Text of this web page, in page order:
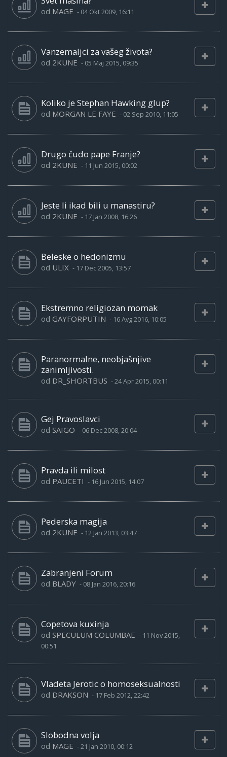
od MAGE - 04 Okt 2009, 16:11
Vanzemaljci za vašeg života?
od 2KUNE - 05 Maj 2015, 09:35
Koliko je Stephan Hawking glup?
od MORGAN LE FAYE - 02 Sep 2010, 11:05
Drugo čudo pape Franje?
od 2KUNE - 11 Jun 2015, 00:02
Jeste li ikad bili u manastiru?
od 2KUNE - 17 Jan 2008, 16:26
Beleske o hedonizmu
od ULIX - 17 Dec 2005, 13:57
Ekstremno religiozan momak
od GAYFORPUTIN - 16 Avg 2016, 10:05
Paranormalne, neobjašnjive
zanimljivosti.
od DR_SHORTBUS -24 Apr 2015, 00:11
Gej Pravoslavci
od SAIGO - 06 Dec 2008, 20:04
Pravda ili milost
od PAUCETI - 16 Jun 2015, 14:07
Pederska magija
od 2KUNE - 12 Jan 2013, 03:47
Zabranjeni Forum
od BLADY - 08 Jan 2016, 20:16
Copetova kuxinja
od SPECULUM COLUMBAE - 11 Nov 2015,
00:51
Vladeta Jerotic o homoseksualnosti
od DRAKSON - 17 Feb 2012, 22:42
Slobodna volja
od MAGE -21 Jan 2010, 00:12